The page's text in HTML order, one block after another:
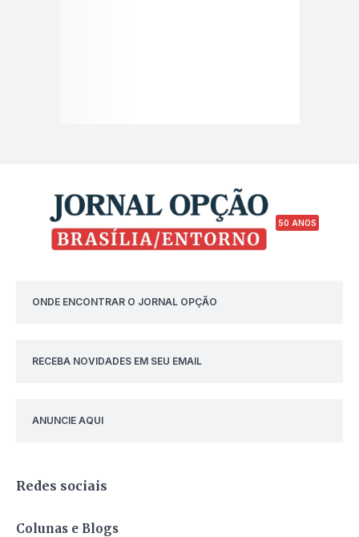
50 ANOS
ONDE ENCONTRAR O JORNAL OPÇÃO
RECEBA NOVIDADES EM SEU EMAIL
ANUNCIE AQUI
Redes sociais
Colunas e Blogs